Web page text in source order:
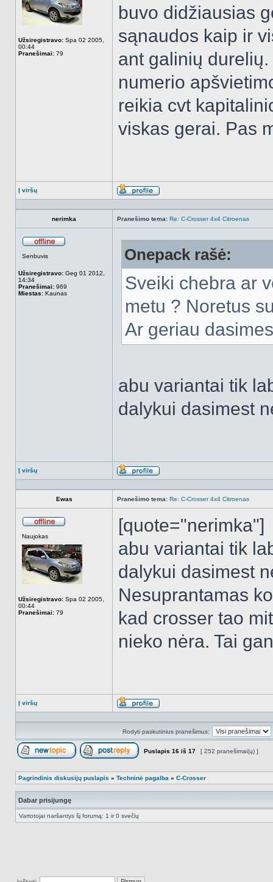
Užsiregistravo: Spa 02 2005,
00:44
Pranešimai: 79
buvo didžiausias
sąnaudos kaip ir
ant galinių
numerio
reikia cvt
viskas gerai. Pas
Į viršų
Aprašymas
nerimka Pranešimo tema: Re: C-Crosser 4x4 Citroenas
Senbuvis
Užsiregistravo: Geg 01 2012,
14:34
Pranešimai: 969
Miestas: Kaunas
Onepack rašė:
Sveiki chebra ar
metu ? Noretus
Ar geriau
abu variantai tik
dalykui dasimest
Į viršų
Aprašymas
Ewas Pranešimo tema: Re: C-Crosser 4x4 Citroenas
Naujokas
Užsiregistravo: Spa 02 2005,
00:44
Pranešimai: 79
[quote="nerimka"]
abu variantai tik
dalykui dasimest
Nesuprantamas
kad crosser tao
nieko nėra. Tai
Į viršų
Aprašymas
Rodyti paskutinius pranešimus:
Puslapis 16 iš 17 [ 252 pranešimai(ų) ]
Pagrindinis diskusijų puslapis » Techninė pagalba » C-Crosser
Dabar prisijungę
Vartotojai naršantys šį forumą: 1 ir 0 svečių